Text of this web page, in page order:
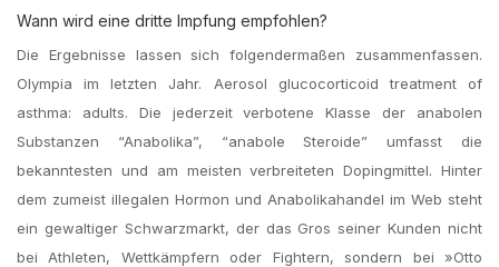
Wann wird eine dritte Impfung empfohlen?
Die Ergebnisse lassen sich folgendermaßen zusammenfassen.
Olympia im letzten Jahr. Aerosol glucocorticoid treatment of
asthma: adults. Die jederzeit verbotene Klasse der anabolen
Substanzen “Anabolika”, “anabole Steroide” umfasst die
bekanntesten und am meisten verbreiteten Dopingmittel. Hinter
dem zumeist illegalen Hormon und Anabolikahandel im Web steht
ein gewaltiger Schwarzmarkt, der das Gros seiner Kunden nicht
bei Athleten, Wettkämpfern oder Fightern, sondern bei »Otto